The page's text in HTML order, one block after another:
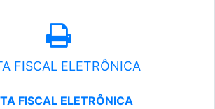
FISCAL ELETRÔNICA
FISCAL ELETRÔNICA